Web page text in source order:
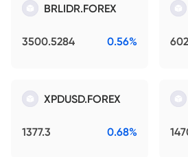
BRLIDR.FOREX
3500.5284 0.56%
XPDUSD.FOREX
1377.3 0.68%